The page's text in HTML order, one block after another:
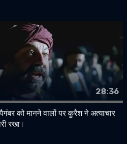
28:36
को मानने वालों पर कुरैश ने अत्याचार
रखा।